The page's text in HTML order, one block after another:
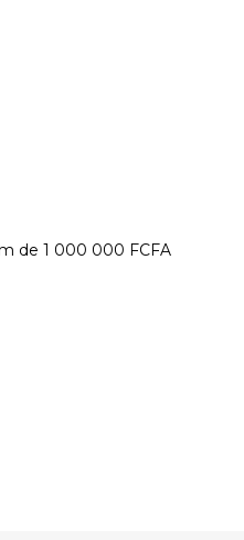
de 1 000 000 FCFA